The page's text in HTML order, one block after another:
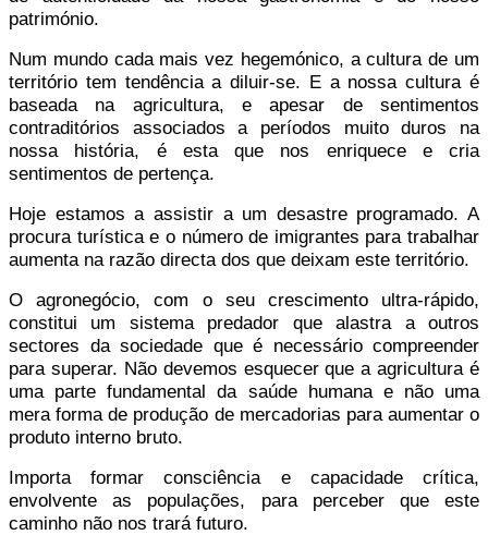
património.
Num mundo cada mais vez hegemónico, a cultura de um
território tem tendência a diluir-se. E a nossa cultura é
baseada na agricultura, e apesar de sentimentos
contraditórios associados a períodos muito duros na
nossa história, é esta que nos enriquece e cria
sentimentos de pertença.
Hoje estamos a assistir a um desastre programado. A
procura turística e o número de imigrantes para trabalhar
aumenta na razão directa dos que deixam este território.
O agronegócio, com o seu crescimento ultra-rápido,
constitui um sistema predador que alastra a outros
sectores da sociedade que é necessário compreender
para superar. Não devemos esquecer que a agricultura é
uma parte fundamental da saúde humana e não uma
mera forma de produção de mercadorias para aumentar o
produto interno bruto.
Importa formar consciência e capacidade crítica,
envolvente as populações, para perceber que este
caminho não nos trará futuro.